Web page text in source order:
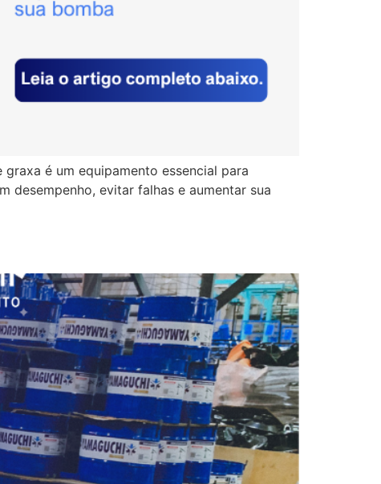
é um equipamento essencial para
desempenho, evitar falhas e aumentar sua